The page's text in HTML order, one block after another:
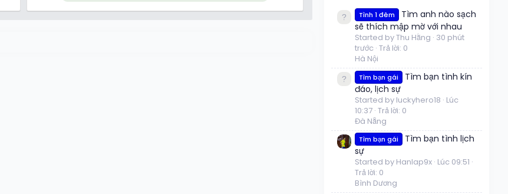
Tình 1 đêm
Tìm anh nào sạch
sẽ thích mập mờ với nhau
Started by Thu Hằng 30 phút
trước Trả lời: 0
Hà Nội
Tìm bạn gái
Tìm bạn tình kín
đáo, lịch sự
Started by luckyhero18 Lúc
10:37 Trả lời: 0
Đà Nẵng
Tìm bạn gái
Tìm bạn tình lịch
sự
Started by Hanlap9x Lúc 09:51
Trả lời: 0
Bình Dương